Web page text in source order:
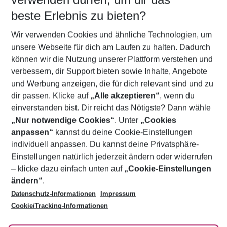
5-8 Nächte
2 Erwachsene Keine Kinder
Mehr Filter anzeigen
Footer
Footer navigation
Über uns
AGB
Bestpreisgarantie
Cookie-Einstellungen ändern
Cookie-Richtlinie
Agenturbetreuung
Barrierefreies Reisen
Folge uns
beste Erlebnis zu bieten?
Wir verwenden Cookies und ähnliche Technologien, um
unsere Webseite für dich am Laufen zu halten. Dadurch
können wir die Nutzung unserer Plattform verstehen und
verbessern, dir Support bieten sowie Inhalte, Angebote
und Werbung anzeigen, die für dich relevant sind und zu
dir passen. Klicke auf „Alle akzeptieren“, wenn du
einverstanden bist. Dir reicht das Nötigste? Dann wähle
„Nur notwendige Cookies“. Unter „Cookies
anpassen“ kannst du deine Cookie-Einstellungen
individuell anpassen. Du kannst deine Privatsphäre-
Einstellungen natürlich jederzeit ändern oder widerrufen
– klicke dazu einfach unten auf „Cookie-Einstellungen
ändern“.
Datenschutz-Informationen
Impressum
Cookie/Tracking-Informationen